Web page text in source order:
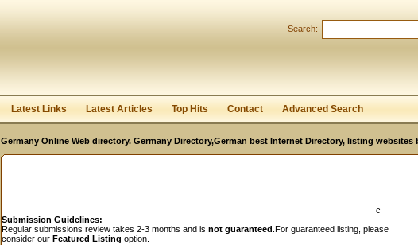
Search:
Latest Links Latest Articles Top Hits Contact Advanced Search
Germany Online Web directory. Germany Directory,German best Internet Directory, listing websites
c
Submission Guidelines:
Regular submissions review takes 2-3 months and is not guaranteed .For guaranteed listing, please
consider our Featured Listing option.